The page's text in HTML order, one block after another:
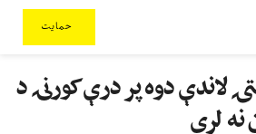
حمایت
لاندې دوه پر درې کورنۍ د
نه لري